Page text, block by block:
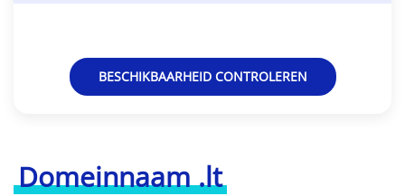
Domeinnaam .lt
BESCHIKBAARHEID CONTROLEREN